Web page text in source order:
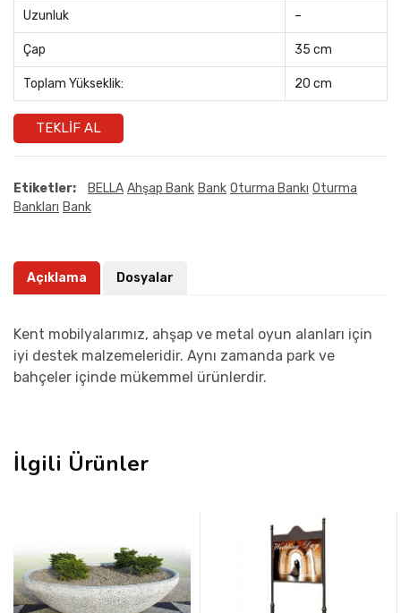
Uzunluk –
Çap 35 cm
Toplam Yükseklik: 20 cm
TEKLIF AL
Etiketler: BELLA Ahşap Bank Bank Oturma Bankı Oturma
Bankları Bank
Açıklama Dosyalar
Kent mobilyalarımız, ahşap ve metal oyun alanları için
iyi destek malzemeleridir. Aynı zamanda park ve
bahçeler içinde mükemmel ürünlerdir.
İlgili Ürünler